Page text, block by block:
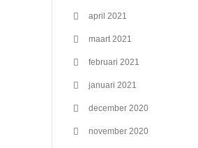
april 2021
maart 2021
februari 2021
januari 2021
december 2020
november 2020